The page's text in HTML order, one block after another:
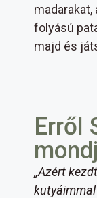
folyású
majd és
Erről
„Azért